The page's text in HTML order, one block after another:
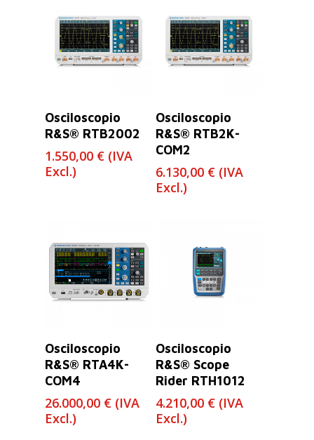
Leer Más
Osciloscopio
R&S® RTB2002
1.550,00 € (IVA
Excl.)
Leer Más
Osciloscopio
R&S® RTB2K-
COM2
6.130,00 € (IVA
Excl.)
Osciloscopio
R&S® RTA4K-
COM4
26.000,00 € (IVA
Excl.)
Osciloscopio
R&S® Scope
Rider RTH1012
4.210,00 € (IVA
Excl.)